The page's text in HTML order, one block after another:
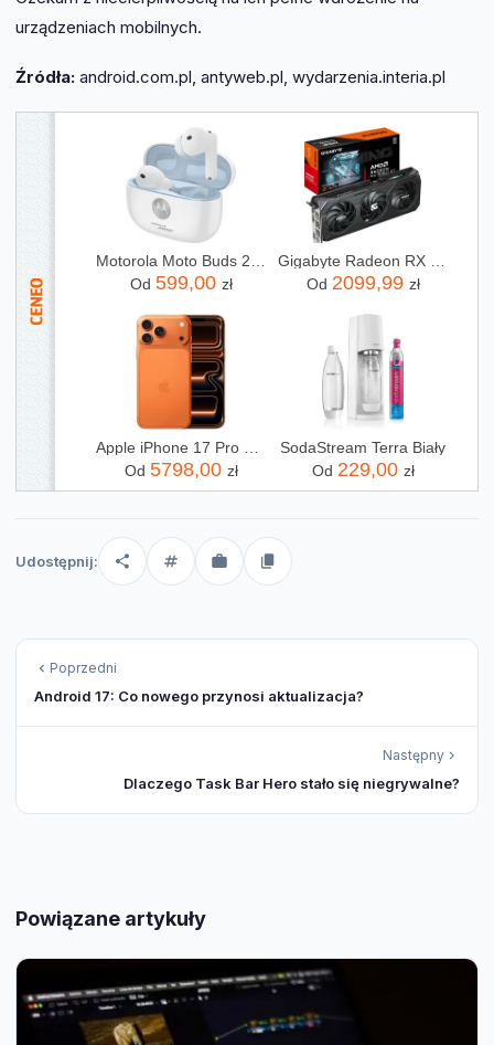
urządzeniach mobilnych.
Źródła: android.com.pl, antyweb.pl, wydarzenia.interia.pl
Motorola Moto Buds 2 Plus Anc Biały
Od 599,00 zł
Gigabyte Radeon RX 9060 XT GAMING OC 16GB GDDR6 FSR (GVR9060XTGAMINGOC16GD)
Od 2099,99 zł
Apple iPhone 17 Pro Max 256GB Kosmiczny pomarańcz
Od 5798,00 zł
SodaStream Terra Biały
Od 229,00 zł
Udostępnij:
Poprzedni
Android 17: Co nowego przynosi aktualizacja?
Następny
Dlaczego Task Bar Hero stało się niegrywalne?
Powiązane artykuły